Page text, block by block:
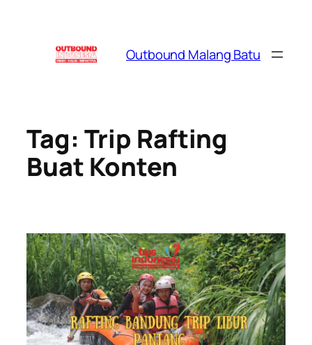
Outbound Malang Batu
Tag: Trip Rafting
Buat Konten